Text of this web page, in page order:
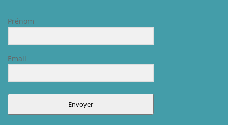
Prénom
Email
Envoyer